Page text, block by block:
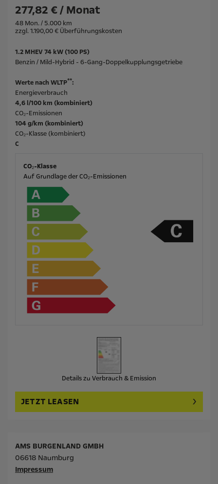
277,82 € / Monat
48 Mon. / 5.000 km
zzgl. 1.190,00 € Überführungskosten
1.2 MHEV 74 kW (100 PS)
Benzin / Mild-Hybrid - 6-Gang-Doppelkupplungsgetriebe
Werte nach WLTP**:
Energieverbrauch
4,6 l/100 km (kombiniert)
CO₂-Emissionen
104 g/km (kombiniert)
CO₂-Klasse (kombiniert)
C
CO₂-Klasse
Auf Grundlage der CO₂-Emissionen
Details zu Verbrauch & Emission
JETZT LEASEN
AMS BURGENLAND GMBH
06618 Naumburg
Impressum